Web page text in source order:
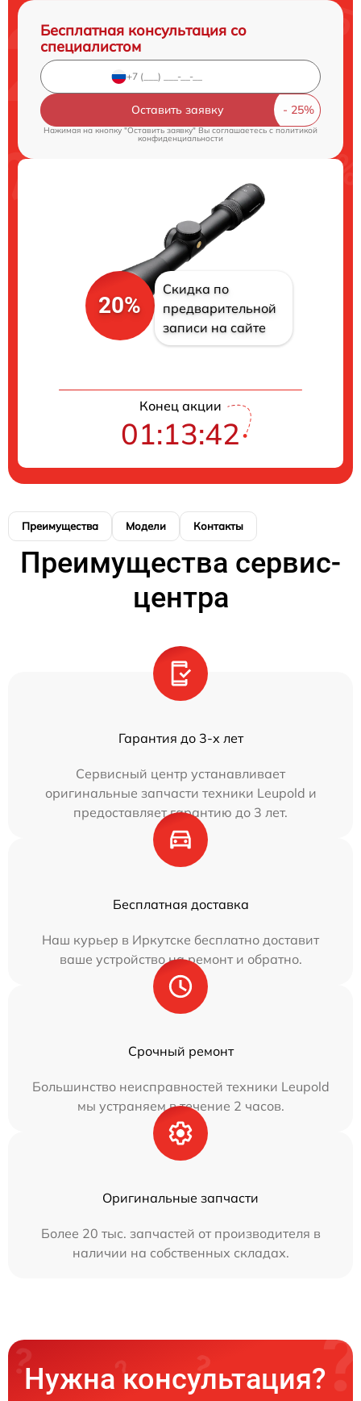
Бесплатная консультация со
специалистом
Оставить заявку
Нажимая на кнопку "Оставить заявку" Вы соглашаетесь cполитикой
конфиденциальности
20%
Скидка по
предварительной
записи на сайте
Конец акции
01:13:42
Преимущества Модели Контакты
Преимущества сервис-
центра
Гарантия до 3-х лет
Сервисный центр устанавливает
оригинальные запчасти техники Leupold и
предоставляет гарантию до 3 лет.
Бесплатная доставка
Наш курьер в Иркутске бесплатно доставит
ваше устройство на ремонт и обратно.
Срочный ремонт
Большинство неисправностей техники Leupold
мы устраняем в течение 2 часов.
Оригинальные запчасти
Более 20 тыс. запчастей от производителя в
наличии на собственных складах.
Нужна консультация?